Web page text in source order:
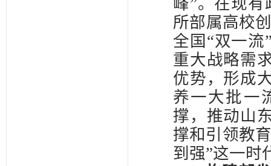
峰”。在现
所部属高校
全国“双一
重大战略需
优势，形成
养一大批一
撑，推动山
撑和引领教
到强”这一时